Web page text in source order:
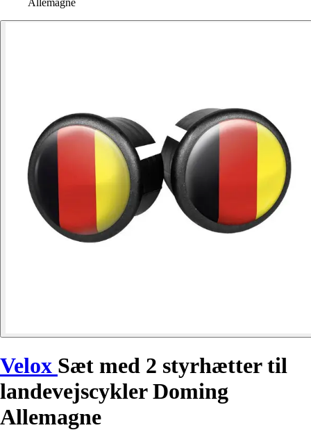
Allemagne
Velox Sæt med 2 styrhætter til
landevejscykler Doming
Allemagne